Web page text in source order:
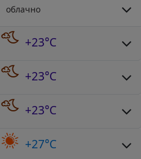
облачно
+23°C
+23°C
+23°C
+27°C